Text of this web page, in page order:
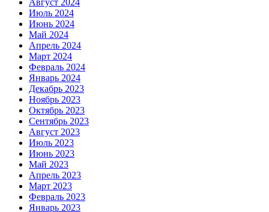
Август 2024
Июль 2024
Июнь 2024
Май 2024
Апрель 2024
Март 2024
Февраль 2024
Январь 2024
Декабрь 2023
Ноябрь 2023
Октябрь 2023
Сентябрь 2023
Август 2023
Июль 2023
Июнь 2023
Май 2023
Апрель 2023
Март 2023
Февраль 2023
Январь 2023